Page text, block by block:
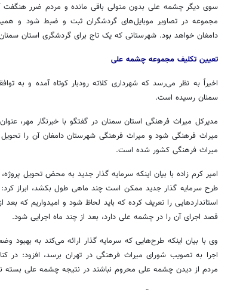
سوی دیگر چشمه علی بدون متولی باقی مانده و مردم ضرر هنگفت
مجموعه در تصاویر موبایل‌های گردشگران ثبت و ضبط شود و
دامغان خواهد بود. شهرستانی که یک تاج برای گردشگری استان
تعیین تکلیف مجموعه چشمه علی
اخیراً به نظر می‌رسد که شهرداری کلاته رودبار کوتاه آمده و به
سمنان رسیده است.
میراث فرهنگی شود و میراث فرهنگی شهرستان دامغان آن را تحویل
میراث فرهنگی کشور شده است.
امیر کرم زاده با بیان اینکه سرمایه گذار جدید به محض تحویل
طرح سرمایه گذار جدید ممکن است چند ماهی طول بکشد، ابراز
استانداردهایی را تعریف کرده که باید لحاظ شود و امیدواریم که بعد
قصد اجرای آن را در چشمه علی دارد، بعد از چند ماه اجرایی شود.
وی با بیان اینکه طرح‌هایی که سرمایه گذار ارائه می‌کند به
اجرا به تصویب شورای میراث فرهنگی در تهران برسد، افزود:
مردم از دیدن چشمه علی محروم نباشند در نتیجه چشمه علی بسته